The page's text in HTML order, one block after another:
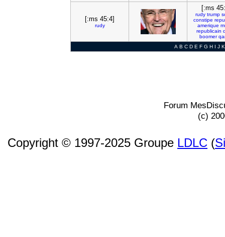
[:ms 45:4]
rudy
[:ms
rudy trump
constipe
amerique
republicain
boomer
A B C D E F G H I J K
Forum
(c)
Copyright © 1997-2025 Groupe LDLC (